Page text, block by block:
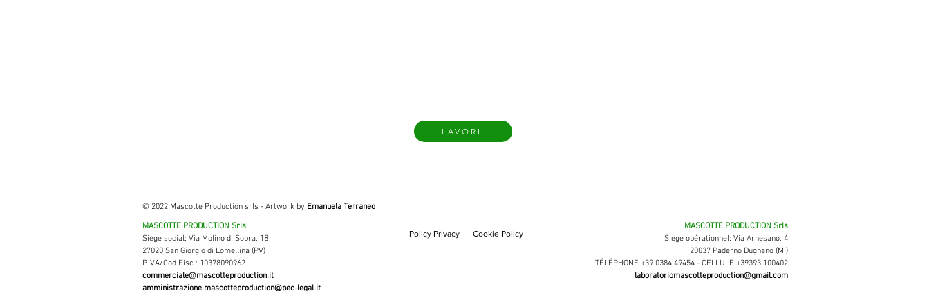
LAVORI
© 2022 Mascotte Production srls - Artwork by Emanuela Terraneo
MASCOTTE PRODUCTION Srls
Siège social: Via Molino di Sopra, 18
27020 San Giorgio di Lomellina (PV)
P.IVA/Cod.Fisc.: 10378090962
commerciale@mascotteproduction.it
amministrazione.mascotteproduction@pec-legal.it
Policy Privacy Cookie Policy
MASCOTTE PRODUCTION Srls
Siège opérationnel: Via Arnesano, 4
20037 Paderno Dugnano (MI)
TÉLÉPHONE +39 0384 49454 - CELLULE +39393 100402
laboratoriomascotteproduction@gmail.com